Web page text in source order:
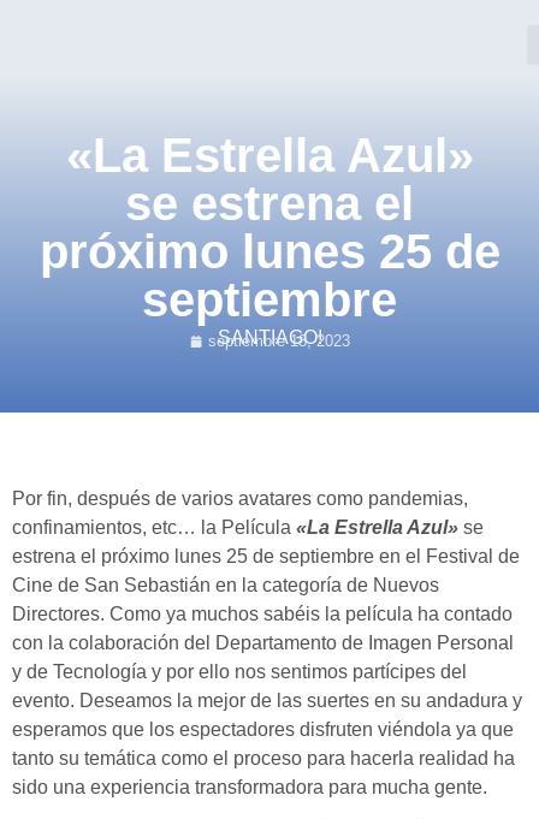
«La Estrella Azul»
se estrena el
próximo lunes 25 de
septiembre
SANTIAGO!
septiembre 18, 2023
Por fin, después de varios avatares como pandemias,
confinamientos, etc… la Película «La Estrella Azul» se
estrena el próximo lunes 25 de septiembre en el Festival de
Cine de San Sebastián en la categoría de Nuevos
Directores. Como ya muchos sabéis la película ha contado
con la colaboración del Departamento de Imagen Personal
y de Tecnología y por ello nos sentimos partícipes del
evento. Deseamos la mejor de las suertes en su andadura y
esperamos que los espectadores disfruten viéndola ya que
tanto su temática como el proceso para hacerla realidad ha
sido una experiencia transformadora para mucha gente.